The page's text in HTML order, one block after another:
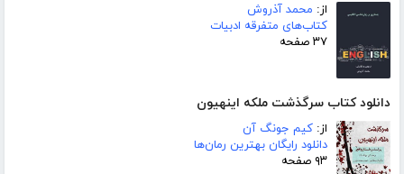
از: محمد آذروش
کتاب‌های متفرقه ادبیات
۳۷ صفحه
دانلود کتاب سرگذشت ملکه اینهیون
از: کیم جونگ آن
دانلود رایگان بهترین رمان‌ها
۹۳ صفحه